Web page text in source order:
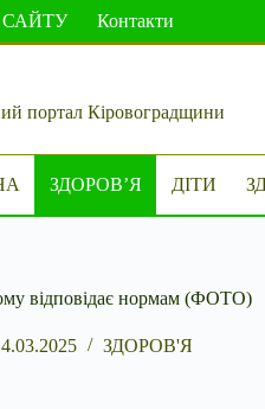
Контакти
портал Кіровоградщини
ЗДОРОВ’Я ДІТИ
відповідає нормам (ФОТО)
ЗДОРОВ'Я